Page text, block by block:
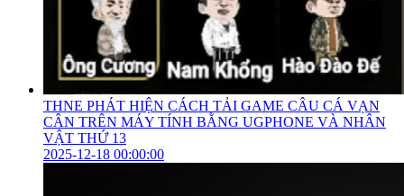
THNE PHÁT HIỆN CÁCH TẢI GAME CÂU CÁ VẠN
CÂN TRÊN MÁY TÍNH BẰNG UGPHONE VÀ NHÂN
VẬT THỨ 13
2025-12-18 00:00:00